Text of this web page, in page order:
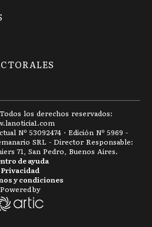
los derechos reservados:
lanoticia1.com
Nº 53092474 · Edición Nº 5969 -
SRL - Director Responsable:
71, San Pedro, Buenos Aires.
y condiciones
Privacidad
de ayuda
Powered by